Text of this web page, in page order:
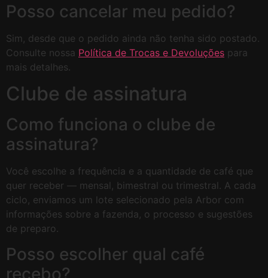
Posso cancelar meu pedido?
Sim, desde que o pedido ainda não tenha sido postado.
Consulte nossa Política de Trocas e Devoluções para
mais detalhes.
Clube de assinatura
Como funciona o clube de
assinatura?
Você escolhe a frequência e a quantidade de café que
quer receber — mensal, bimestral ou trimestral. A cada
ciclo, enviamos um lote selecionado pela Arbor com
informações sobre a fazenda, o processo e sugestões
de preparo.
Posso escolher qual café
recebo?